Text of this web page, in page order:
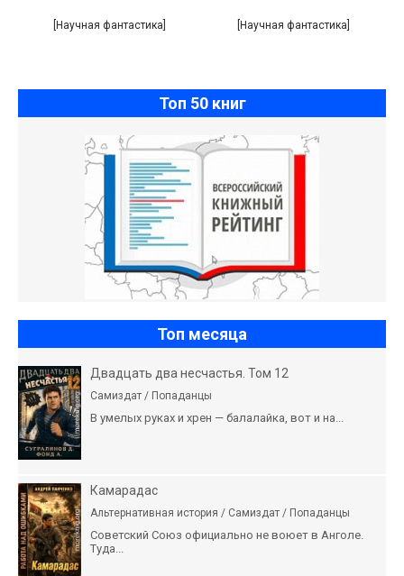
[Научная фантастика] [Научная фантастика]
Топ 50 книг
Топ месяца
Двадцать два несчастья. Том 12
Самиздат / Попаданцы
В умелых руках и хрен — балалайка, вот и на...
Камарадас
Альтернативная история / Самиздат / Попаданцы
Советский Союз официально не воюет в Анголе.
Туда...